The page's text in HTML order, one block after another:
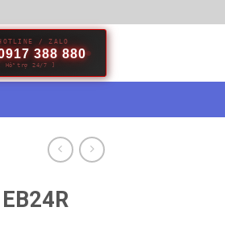
/ ZALO
388 880
[ Hỗ trợ 24/7 ]